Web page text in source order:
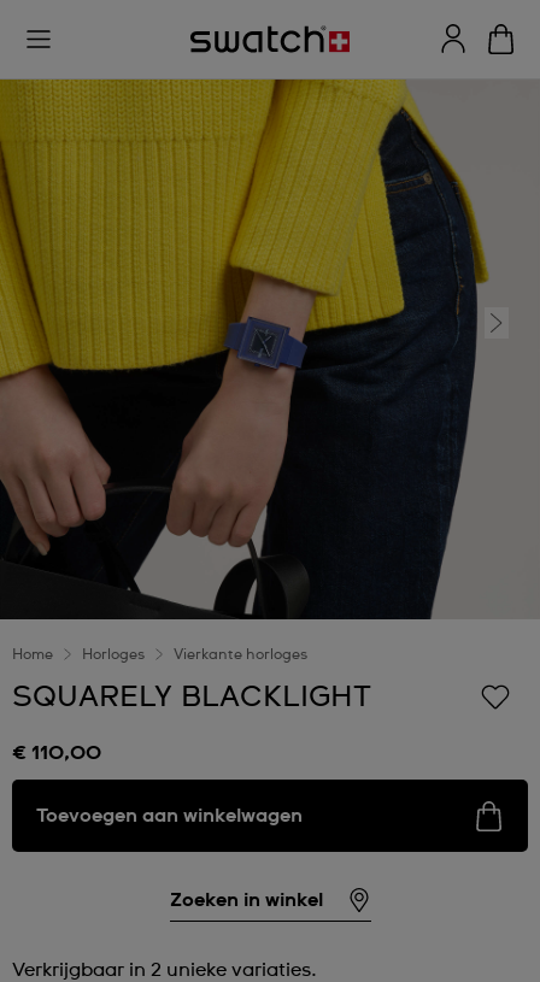
Home Horloges Vierkante horloges
SQUARELY BLACKLIGHT
€ 110,00
Toevoegen aan winkelwagen
Zoeken in winkel
Verkrijgbaar in 2 unieke variaties.